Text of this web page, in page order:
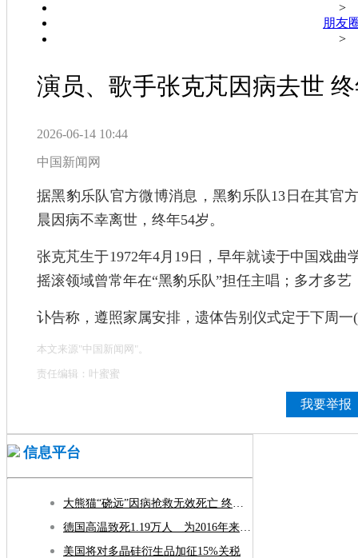
>
朋友
>
演员、歌手张克芃因病去世
2026-06-14 10:44
中国新闻网
据黑豹乐队官方微博消息，黑豹乐队13日在其官
晨因病不幸离世，终年54岁。
张克芃生于1972年4月19日，早年就读于中国戏
摇滚领域曾常年在“黑豹乐队”担任主唱；多才多艺
讣告称，遵照家属安排，遗体告别仪式定于下周
本文来源"中国新闻网"。
责任编辑：叶蜜蜜
我要举报
信息平台
大熊猫“硗远”因病抢救无效死亡 终年33岁
德国高温致死1.19万人 为2016年来最高纪录
美国将对多晶硅衍生品加征15%关税